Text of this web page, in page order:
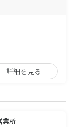
詳細を見る
業所